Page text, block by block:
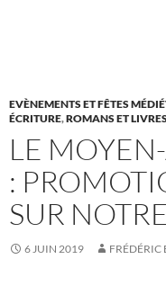
EVÈNEMENTS ET FÊTES
ÉCRITURE,ROMANS ET
LE
:
SUR
6 JUIN 2019 FRÉDÉRIC